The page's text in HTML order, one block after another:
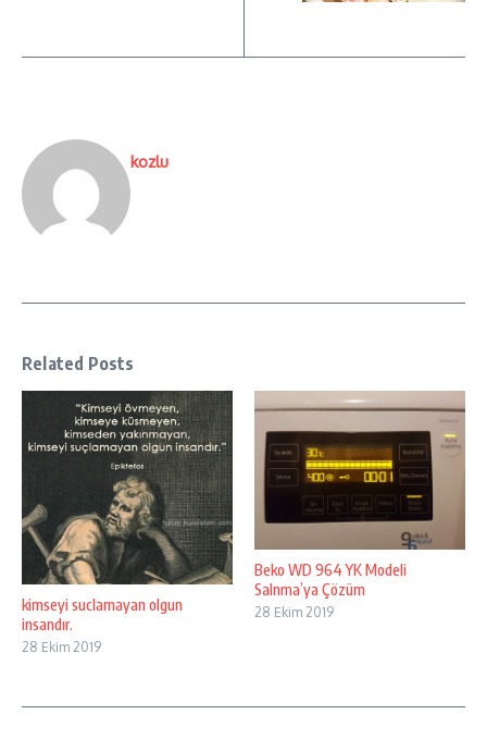
kozlu
Related Posts
kimseyi suclamayan olgun
insandır.
28 Ekim 2019
Beko WD 964 YK Modeli
Salnma’ya Çözüm
28 Ekim 2019